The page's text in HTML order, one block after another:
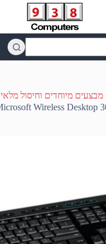
מבצעים מיוחדים וחיסול מלאי